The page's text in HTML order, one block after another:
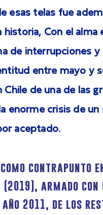
esas telas fue
historia, Con el
de interrupciones
entre mayo y
Chile de una de las
enorme crisis de
aceptado.
contrapunto
armado
año 2011, de los